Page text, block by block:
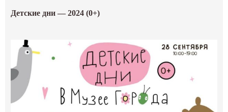
Детские дни — 2024 (0+)